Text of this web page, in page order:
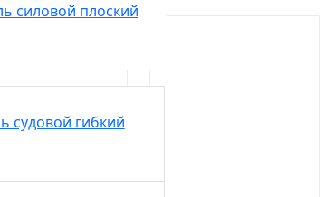
силовой плоский
судовой гибкий